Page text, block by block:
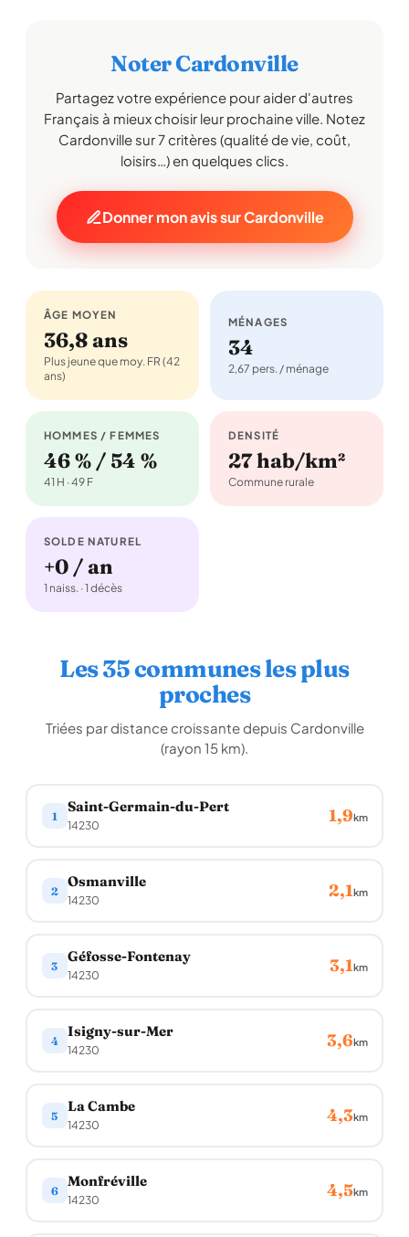
Noter Cardonville
Partagez votre expérience pour aider d'autres
Français à mieux choisir leur prochaine ville. Notez
Cardonville sur 7 critères (qualité de vie, coût,
loisirs…) en quelques clics.
Donner mon avis sur Cardonville
ÂGE MOYEN
36,8 ans
Plus jeune que moy. FR (42
ans)
MÉNAGES
34
2,67 pers. / ménage
HOMMES / FEMMES
46 % / 54 %
41 H · 49 F
DENSITÉ
27 hab/km²
Commune rurale
SOLDE NATUREL
+0 / an
1 naiss. · 1 décès
Les 35 communes les plus
proches
Triées par distance croissante depuis Cardonville
(rayon 15 km).
1
Saint-Germain-du-Pert
14230 1,9km
2
Osmanville
14230 2,1km
3
Géfosse-Fontenay
14230 3,1km
4
Isigny-sur-Mer
14230 3,6km
5
La Cambe
14230 4,3km
6
Monfréville
14230 4,5km